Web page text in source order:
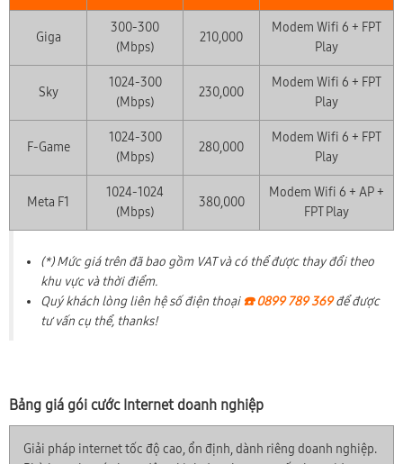
Giga
300-300
(Mbps)
210,000
Modem Wifi 6 + FPT
Play
Sky
1024-300
(Mbps)
230,000
Modem Wifi 6 + FPT
Play
F-Game
1024-300
(Mbps)
280,000
Modem Wifi 6 + FPT
Play
Meta F1
1024-1024
(Mbps)
380,000
Modem Wifi 6 + AP +
FPT Play
(*) Mức giá trên đã bao gồm VAT và có thể được thay đổi theo
khu vực và thời điểm.
Quý khách lòng liên hệ số điện thoại☎️ 0899 789 369để được
tư vấn cụ thể, thanks!
Bảng giá gói cước Internet doanh nghiệp
Giải pháp internet tốc độ cao, ổn định, dành riêng doanh nghiệp.